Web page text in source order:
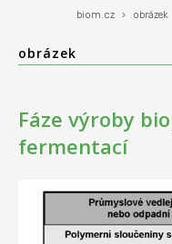
biom.cz › obrázek
obrázek
Fáze výroby
fermentací